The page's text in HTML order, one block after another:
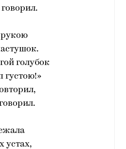
рукою
голубок
густою!»
устах,